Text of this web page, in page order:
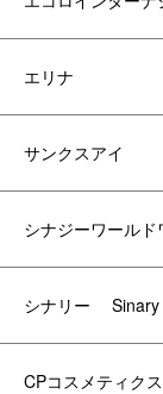
エリナ
サンクスアイ
シナジーワールド
シナリー Sinary
CPコスメティクス